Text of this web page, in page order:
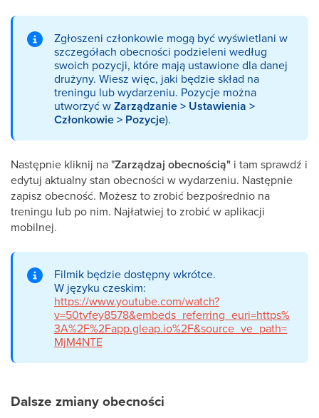
Zgłoszeni członkowie mogą być wyświetlani w
szczegółach obecności podzieleni według
swoich pozycji, które mają ustawione dla danej
drużyny. Wiesz więc, jaki będzie skład na
treningu lub wydarzeniu. Pozycje można
utworzyć wZarządzanie > Ustawienia >
Członkowie > Pozycje).
Następnie kliknij na "Zarządzaj obecnością" i tam sprawdź i
edytuj aktualny stan obecności w wydarzeniu. Następnie
zapisz obecność. Możesz to zrobić bezpośrednio na
treningu lub po nim. Najłatwiej to zrobić w aplikacji
mobilnej.
Filmik będzie dostępny wkrótce.
W języku czeskim:
https://www.youtube.com/watch?
v=50tvfey8578&embeds_referring_euri=https%
3A%2F%2Fapp.gleap.io%2F&source_ve_path=
MjM4NTE
Dalsze zmiany obecności